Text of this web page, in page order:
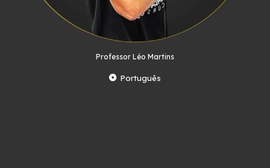
Professor Léo Martins
Português